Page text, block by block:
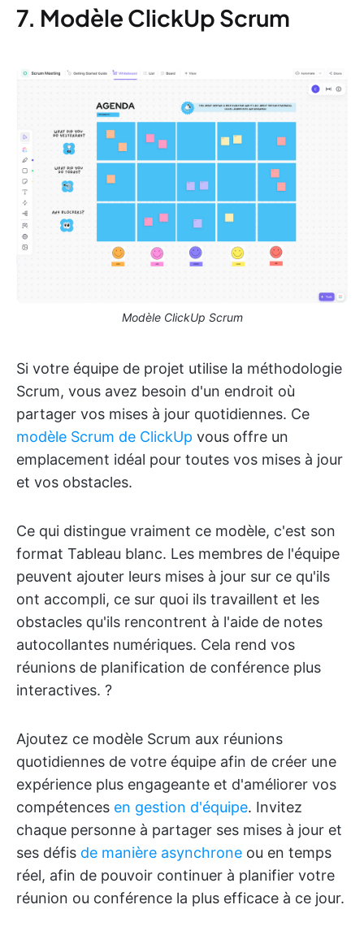
7. Modèle ClickUp Scrum
Modèle ClickUp Scrum
Si votre équipe de projet utilise la méthodologie
Scrum, vous avez besoin d'un endroit où
partager vos mises à jour quotidiennes. Ce
modèle Scrum de ClickUp vous offre un
emplacement idéal pour toutes vos mises à jour
et vos obstacles.
Ce qui distingue vraiment ce modèle, c'est son
format Tableau blanc. Les membres de l'équipe
peuvent ajouter leurs mises à jour sur ce qu'ils
ont accompli, ce sur quoi ils travaillent et les
obstacles qu'ils rencontrent à l'aide de notes
autocollantes numériques. Cela rend vos
réunions de planification de conférence plus
interactives. ?
Ajoutez ce modèle Scrum aux réunions
quotidiennes de votre équipe afin de créer une
expérience plus engageante et d'améliorer vos
compétences en gestion d'équipe. Invitez
chaque personne à partager ses mises à jour et
ses défis de manière asynchrone ou en temps
réel, afin de pouvoir continuer à planifier votre
réunion ou conférence la plus efficace à ce jour.